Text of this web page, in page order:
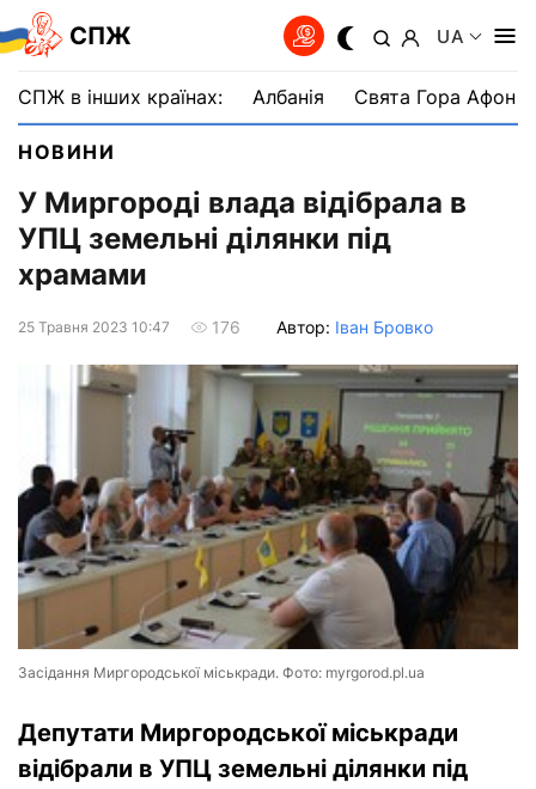
СПЖ UA
СПЖ в інших країнах: Албанія Свята Гора Афон
НОВИНИ
У Миргороді влада відібрала в
УПЦ земельні ділянки під
храмами
25 Травня 2023 10:47 176 Автор: Іван Бровко
Засідання Миргородської міськради. Фото: myrgorod.pl.ua
Депутати Миргородської міськради
відібрали в УПЦ земельні ділянки під